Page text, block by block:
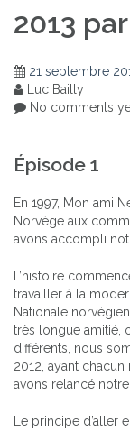
2013
21 septembre
Luc Bailly
No comments
Épisode 1
En 1997, Mon ami
Norvège aux
avons accompli
L’histoire
travailler à la
Nationale
très longue amitié,
différents, nous
2012, ayant
avons relancé
Le principe d’aller